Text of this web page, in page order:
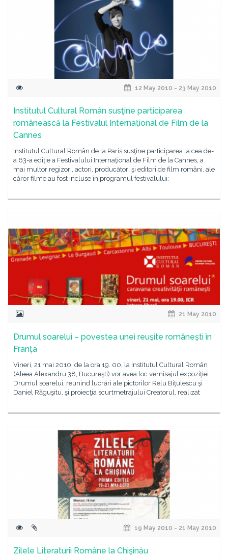
12 May 2010 - 23 May 2010
Institutul Cultural Român susţine participarea
românească la Festivalul Internaţional de Film de la
Cannes
Institutul Cultural Român de la Paris susţine participarea la cea de-
a 63-a ediţie a Festivalului Internaţional de Film de la Cannes, a
mai multor regizori, actori, producători şi editori de film români, ale
căror filme au fost incluse în programul festivalului:
21 May 2010
Drumul soarelui – povestea unei reuşite româneşti în
Franţa
Vineri, 21 mai 2010, de la ora 19. 00, la Institutul Cultural Român
(Aleea Alexandru 38, Bucureşti) vor avea loc vernisajul expoziţiei
Drumul soarelui, reunind lucrări ale pictorilor Relu Biţulescu şi
Daniel Răguşitu, şi proiecţia scurtmetrajului Creatorul, realizat
19 May 2010 - 21 May 2010
Zilele Literaturii Române la Chişinău